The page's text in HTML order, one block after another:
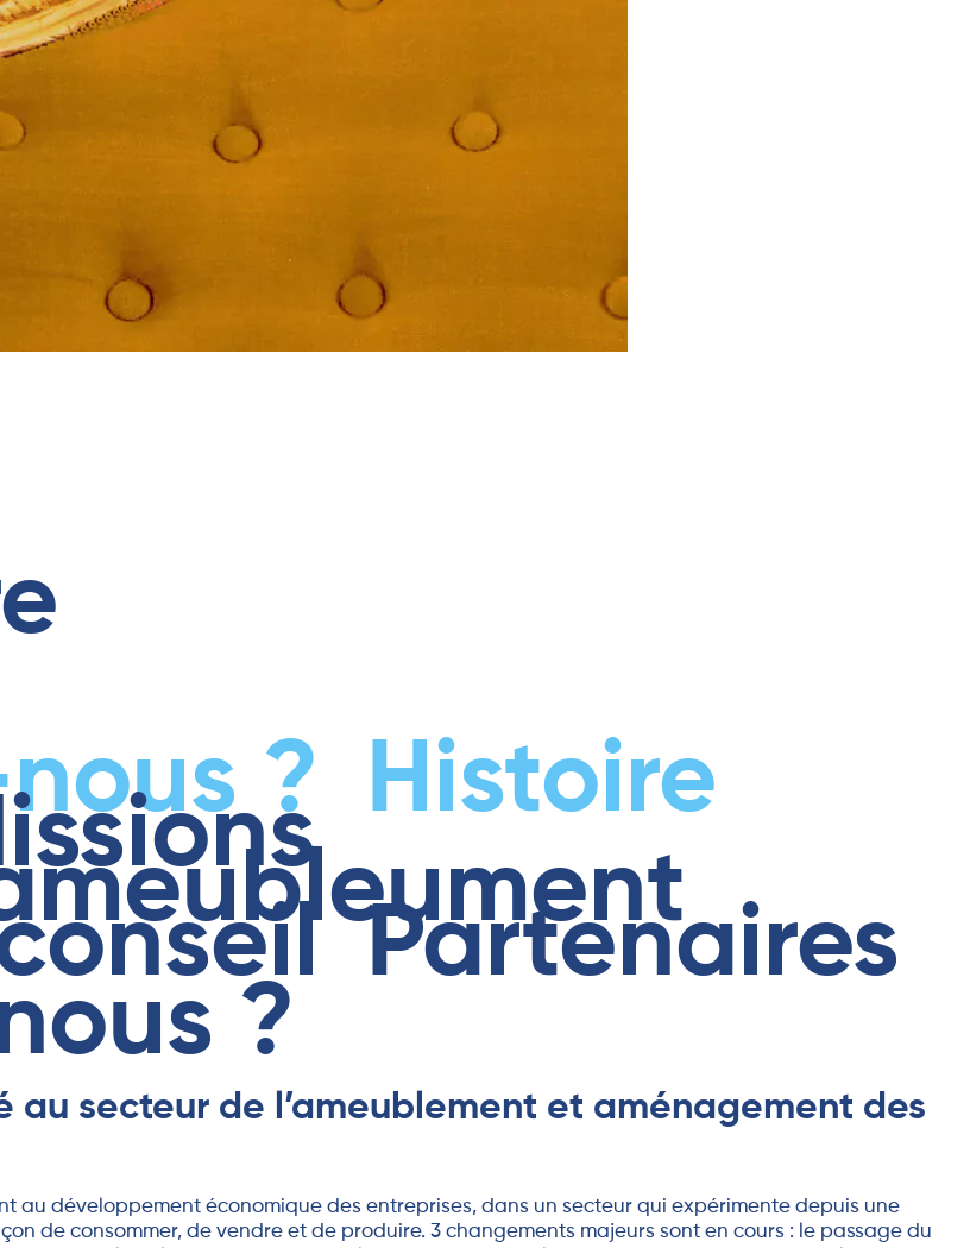
? Histoire
Partenaires
?
secteur de l’ameublement et aménagement des
au développement économique des entreprises, dans un secteur qui expérimente depuis une
de consommer, de vendre et de produire. 3 changements majeurs sont en cours : le passage du